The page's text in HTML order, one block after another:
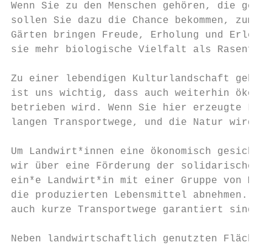
Wenn Sie zu den Menschen gehören, die
sollen Sie dazu die Chance bekommen, zum
Gärten bringen Freude, Erholung und
sie mehr biologische Vielfalt als
Zu einer lebendigen Kulturlandschaft
ist uns wichtig, dass auch weiterhin
betrieben wird. Wenn Sie hier erzeugte
langen Transportwege, und die Natur wird
Um Landwirt*innen eine ökonomisch
wir über eine Förderung der solidarischen
ein*e Landwirt*in mit einer Gruppe von
die produzierten Lebensmittel abnehmen.
auch kurze Transportwege garantiert sind.
Neben landwirtschaftlich genutzten